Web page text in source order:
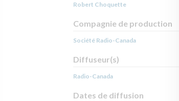
Robert Choquette
Compagnie de production
Société Radio-Canada
Diffuseur(s)
Radio-Canada
Dates de diffusion